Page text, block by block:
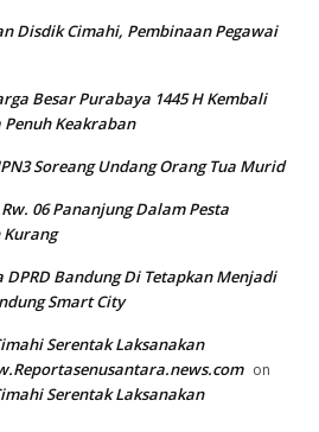
Disdik Cimahi, Pembinaan Pegawai
Besar Purabaya 1445 H Kembali
Keakraban
Soreang Undang Orang Tua Murid
06 Pananjung Dalam Pesta
DPRD Bandung Di Tetapkan Menjadi
Smart City
Serentak Laksanakan
on
Serentak Laksanakan